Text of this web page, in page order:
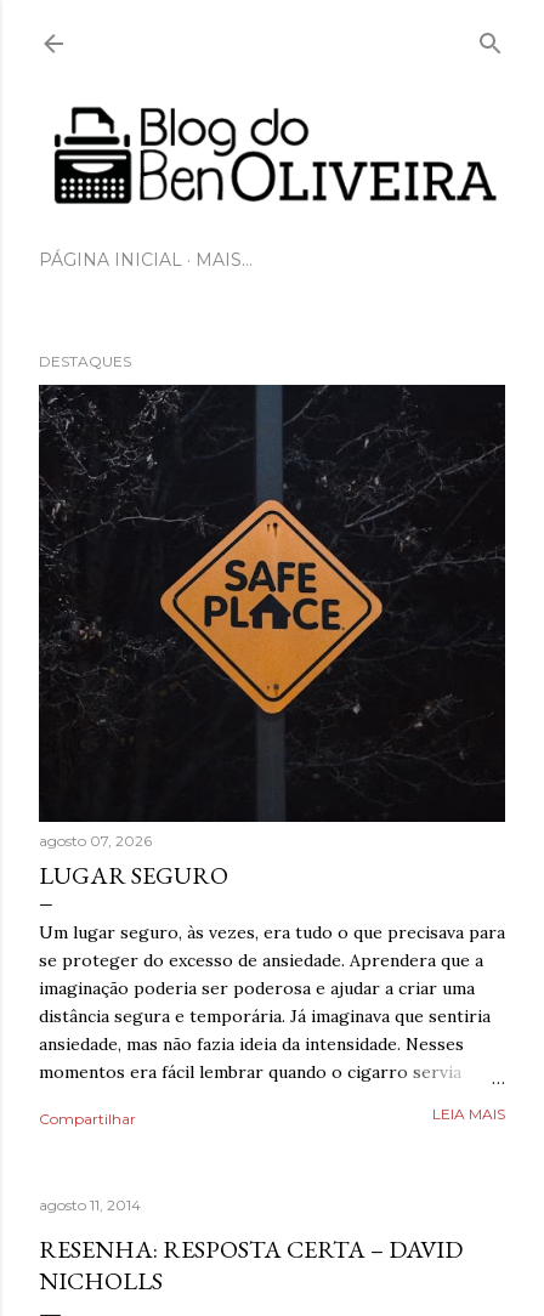
PÁGINA INICIAL MAIS…
DESTAQUES
agosto 07, 2026
LUGAR SEGURO
Um lugar seguro, às vezes, era tudo o que precisava para
se proteger do excesso de ansiedade. Aprendera que a
imaginação poderia ser poderosa e ajudar a criar uma
distância segura e temporária. Já imaginava que sentiria
ansiedade, mas não fazia ideia da intensidade. Nesses
momentos era fácil lembrar quando o cigarro servia
aprender a lidar com isso livre de nicotina. Caminhar,
para se distrair. Existia um limite de quanto era possível
diminuir a ansiedade, mas cada pequena coisa fazia toda
ninguém. Então, temporariamente se imaginar em um
Compartilhar LEIA MAIS
agosto 11, 2014
RESENHA: RESPOSTA CERTA – DAVID
NICHOLLS